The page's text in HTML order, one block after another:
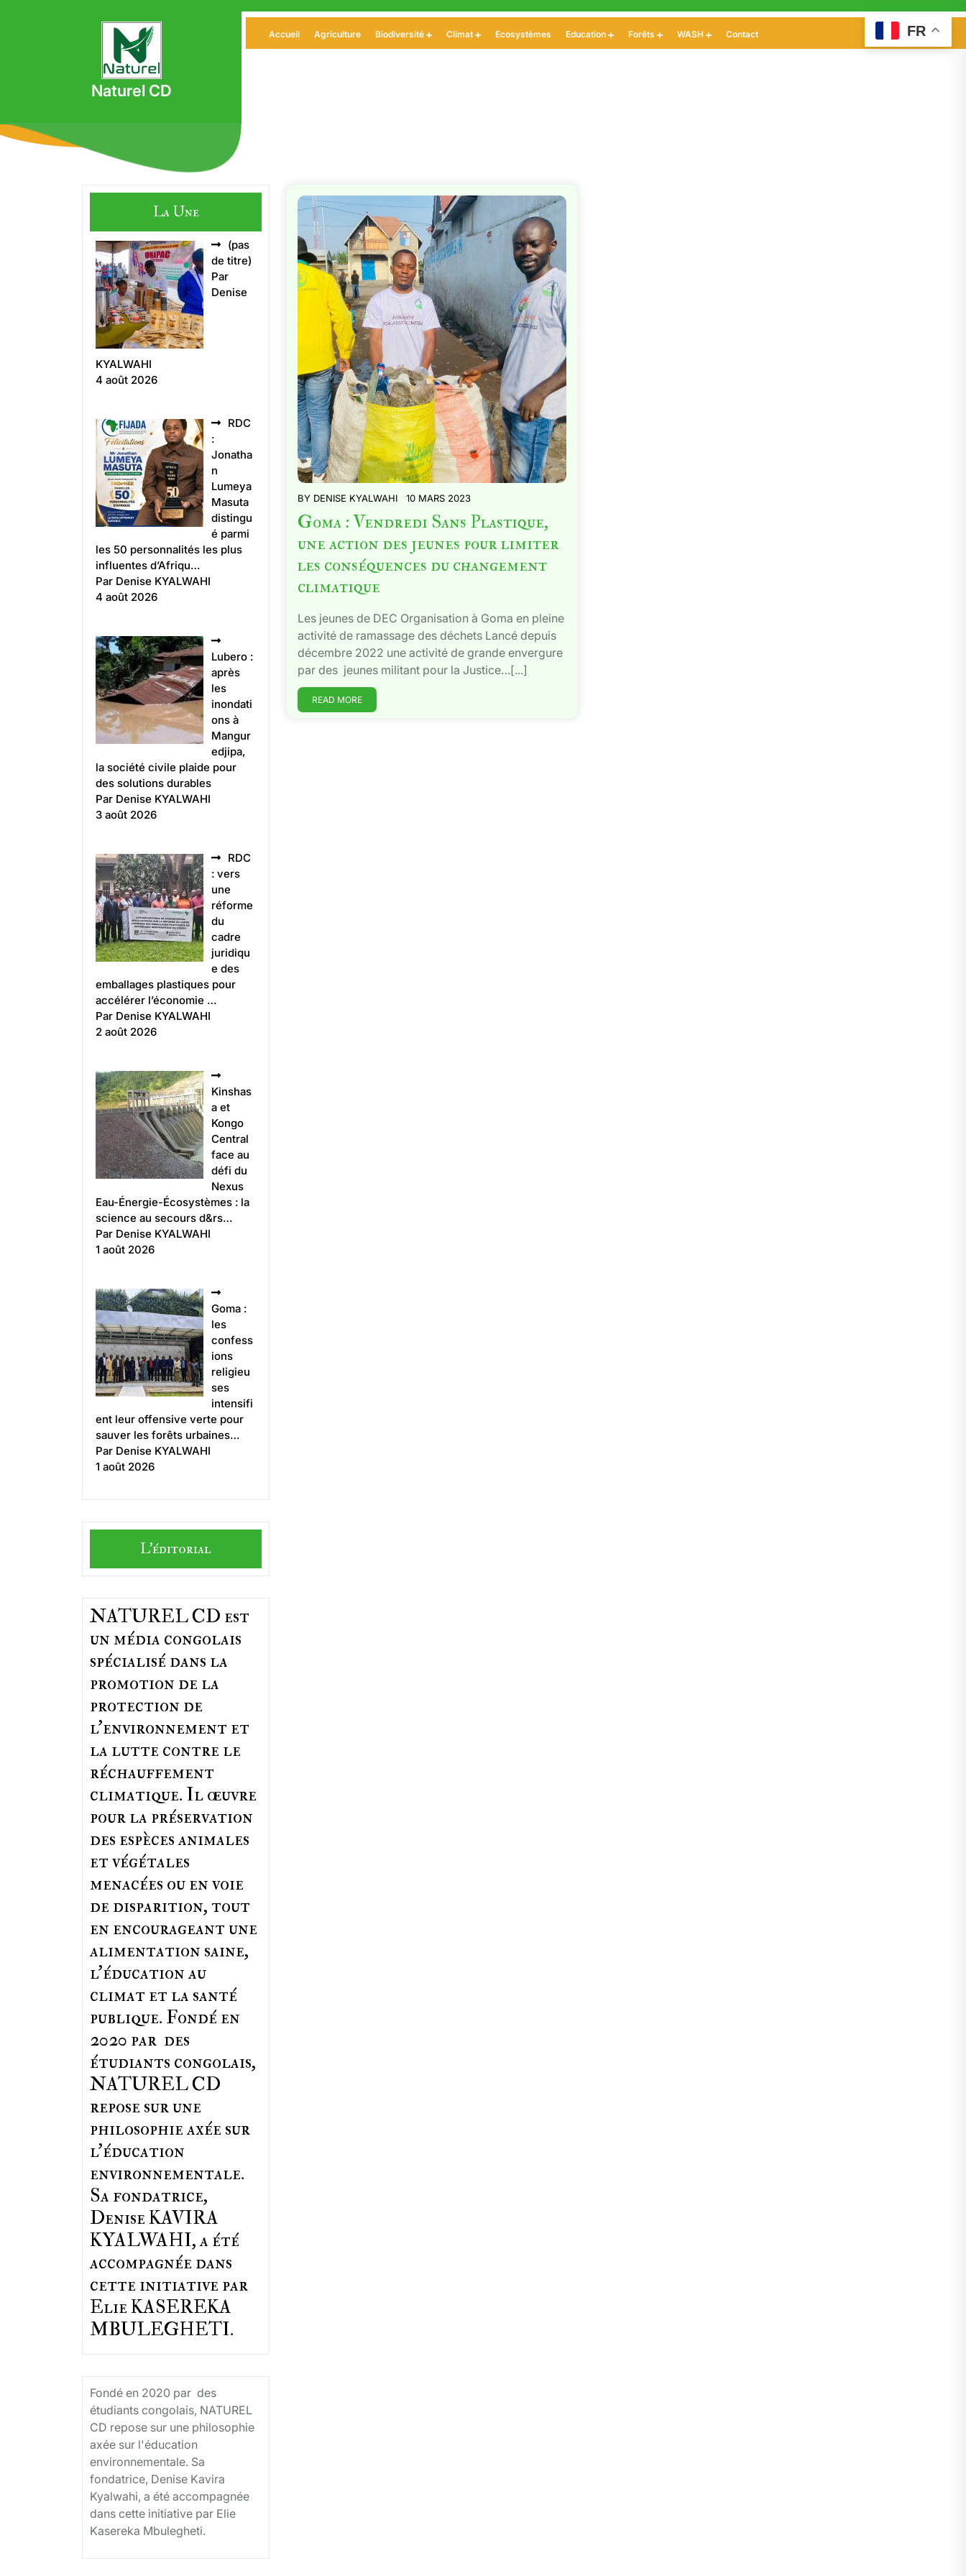
Naturel CD
Accueil Agriculture Biodiversité Climat Ecosystèmes Education Forêts WASH Contact
La Une
(pas
de titre)
Par
Denise
KYALWAHI
4 août 2026
RDC
:
Jonatha
n
Lumeya
Masuta
distingu
é parmi
les 50 personnalités les plus
influentes d’Afriqu…
Par Denise KYALWAHI
4 août 2026
Lubero :
après
les
inondati
ons à
Mangur
edjipa,
la société civile plaide pour
des solutions durables
Par Denise KYALWAHI
3 août 2026
RDC
: vers
une
réforme
du
cadre
juridiqu
e des
emballages plastiques pour
accélérer l’économie …
Par Denise KYALWAHI
2 août 2026
Kinshas
a et
Kongo
Central
face au
défi du
Nexus
Eau-Énergie-Écosystèmes : la
science au secours d&rs…
Par Denise KYALWAHI
1 août 2026
Goma :
les
confess
ions
religieu
ses
intensifi
ent leur offensive verte pour
sauver les forêts urbaines…
Par Denise KYALWAHI
1 août 2026
L'éditorial
NATUREL CD est
un média congolais
spécialisé dans la
promotion de la
protection de
l’environnement et
la lutte contre le
réchauffement
climatique. Il œuvre
pour la préservation
des espèces animales
et végétales
menacées ou en voie
de disparition, tout
en encourageant une
alimentation saine,
l'éducation au
climat et la santé
publique. Fondé en
2020 par des
étudiants congolais,
NATUREL CD
repose sur une
philosophie axée sur
l'éducation
environnementale.
Sa fondatrice,
Denise KAVIRA
KYALWAHI, a été
accompagnée dans
cette initiative par
Elie KASEREKA
MBULEGHETI.
Fondé en 2020 par des
étudiants congolais, NATUREL
CD repose sur une philosophie
axée sur l'éducation
environnementale. Sa
fondatrice, Denise Kavira
Kyalwahi, a été accompagnée
dans cette initiative par Elie
Kasereka Mbulegheti.
BY DENISE KYALWAHI 10 MARS 2023
Goma : Vendredi Sans Plastique,
une action des jeunes pour limiter
les conséquences du changement
climatique
Les jeunes de DEC Organisation à Goma en pleine
activité de ramassage des déchets Lancé depuis
décembre 2022 une activité de grande envergure
par des jeunes militant pour la Justice…[...]
READ MORE
FR